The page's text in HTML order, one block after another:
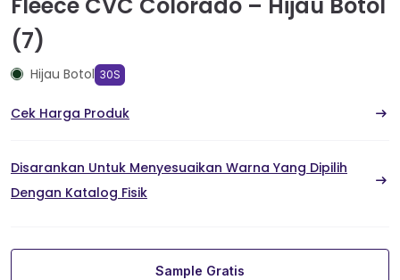
Fleece CVC Colorado – Hijau Botol
(7)
Hijau Botol 30S
Cek Harga Produk
Disarankan Untuk Menyesuaikan Warna Yang Dipilih
Dengan Katalog Fisik
Sample Gratis